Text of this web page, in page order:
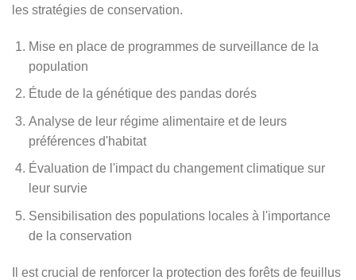
les stratégies de conservation.
Mise en place de programmes de surveillance de la
population
Étude de la génétique des pandas dorés
Analyse de leur régime alimentaire et de leurs
préférences d'habitat
Évaluation de l'impact du changement climatique sur
leur survie
Sensibilisation des populations locales à l'importance
de la conservation
Il est crucial de renforcer la protection des forêts de feuillus